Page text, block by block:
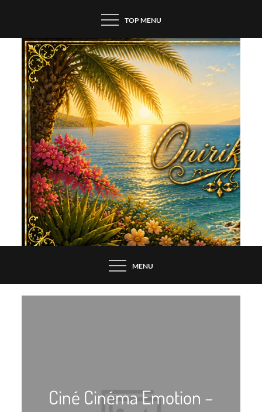
content
TOP MENU
MENU
Ciné Cinéma Emotion –